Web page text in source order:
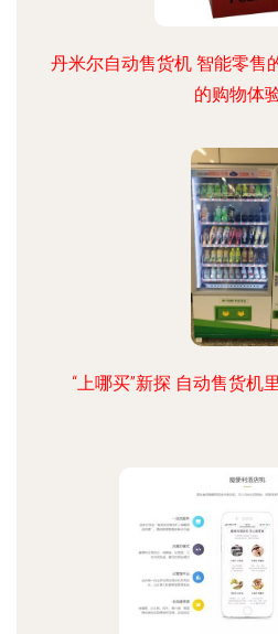
丹米尔自动售货机 智能零售
的购物体
“上哪买”新探 自动售货机